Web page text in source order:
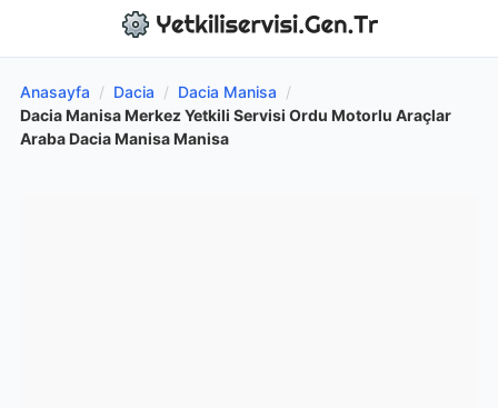
Anasayfa / Dacia / Dacia Manisa /
Dacia Manisa Merkez Yetkili Servisi Ordu Motorlu Araçlar
Araba Dacia Manisa Manisa